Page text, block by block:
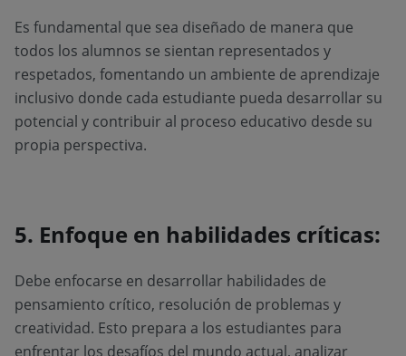
Es fundamental que sea diseñado de manera que
todos los alumnos se sientan representados y
respetados, fomentando un ambiente de aprendizaje
inclusivo donde cada estudiante pueda desarrollar su
potencial y contribuir al proceso educativo desde su
propia perspectiva.
5. Enfoque en habilidades críticas:
Debe enfocarse en desarrollar habilidades de
pensamiento crítico, resolución de problemas y
creatividad. Esto prepara a los estudiantes para
enfrentar los desafíos del mundo actual, analizar